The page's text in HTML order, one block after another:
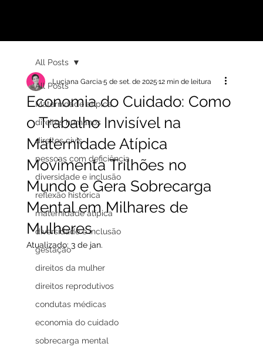
All Posts
Maternidade atípica
direitos humanos
direitos civis
pessoas com deficiência
diversidade e inclusão
reflexão histórica
maternidade atípica
diversidade e inclusão
gestação
direitos da mulher
direitos reprodutivos
condutas médicas
economia do cuidado
sobrecarga mental
All Posts
Economia do Cuidado: Como
o Trabalho Invisível na
Maternidade Atípica
Movimenta Trilhões no
Mundo e Gera Sobrecarga
Mental em Milhares de
Mulheres
Luciana Garcia5 de set. de 202512 min de leitura
Atualizado: 3 de jan.